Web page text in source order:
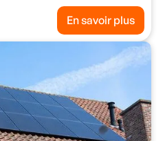
En savoir plus